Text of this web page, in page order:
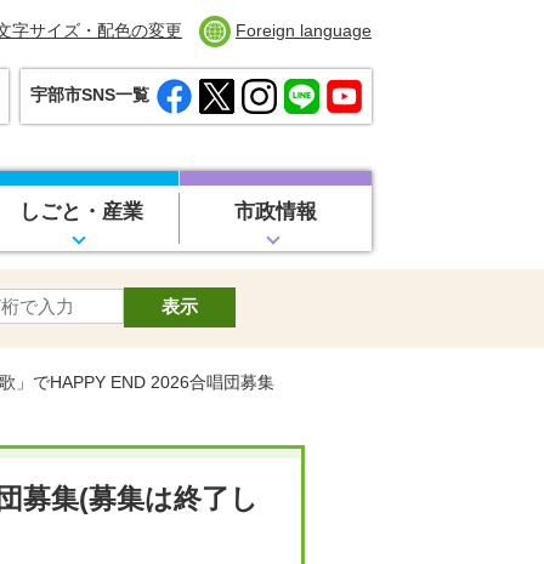
字サイズ・配色の変更 Foreign language
宇部市SNS一覧
しごと・産業 市政情報
」でHAPPY END 2026合唱団募集
募集(募集は終了し